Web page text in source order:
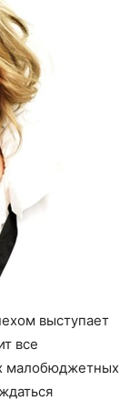
выступает
все
малобюджетных